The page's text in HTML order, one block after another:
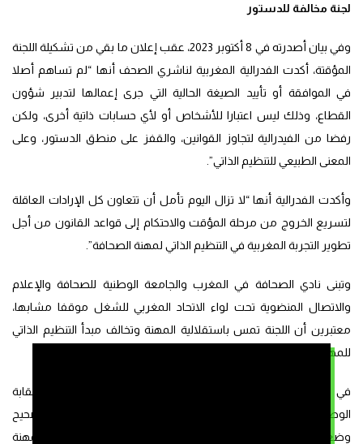
لجنة مخالفة للدستور
وفي بيان أصدرته في 8 أكتوبر 2023، عقب إعلان ما بقي من تشكيلة اللجنة
المؤقتة، أكدت الفدرالية المغربية لناشري الصحف أنها “لم تساهم أصلا
في الموافقة أو تأييد الصيغة الحالية التي جرى إعمالها لتدبير شؤون
القطاع، وذلك ليس اعتبارا للأشخاص أو لأي حسابات ذاتية أخرى، ولكن
رفضا من الفيدرالية لتجاوز القوانين، والقفز على منطق الدستور، وعلى
المعنى الطبيعي للتنظيم الذاتي”.
وأكدت الفدرالية أنها “لا تزال اليوم تأمل أن تتعاون كل الإرادات العاقلة
لتسريع الخروج من مرحلة المؤقت والاحتكام إلى قواعد القانون من أجل
تطوير التجربة المغربية في التنظيم الذاتي لمهنة الصحافة”.
وتبنى نادي الصحافة في المغرب والجامعة الوطنية للصحافة والإعلام
والاتصال المنضوية تحت لواء الاتحاد المغربي للشغل موقفا مشابها،
معتبرين أن اللجنة تمس باستقلالية المهنة وتخالف مبدأ التنظيم الذاتي
للمهنة.
في الجانب الآخر، ساندت الجمعية الوطنية للإعلام والناشرين والنقابة
الوطنية للصحافة المغربية عمل اللجنة واعتبرت أنها إجراء يروم تصحيح
وضع غير قانوني وتجاوز الثغرات التي ظهرت في القوانين المنظمة للمهنة